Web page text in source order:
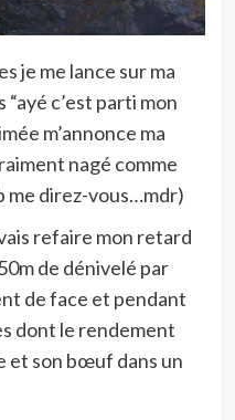
je me lance sur ma
c’est parti mon
m’annonce ma
nagé comme
me direz-vous…mdr)
refaire mon retard
de dénivelé par
de face et pendant
dont le rendement
et son bœuf dans un